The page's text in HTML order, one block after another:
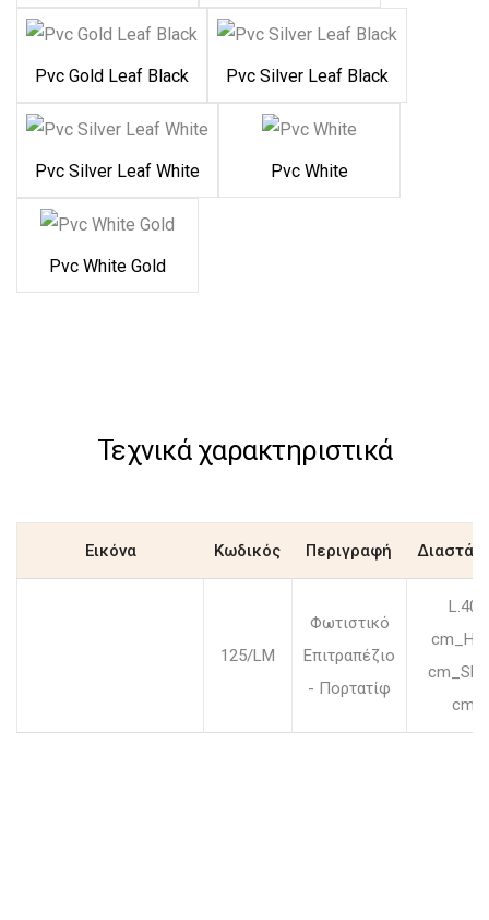
Pvc Gold Leaf Black Pvc Silver Leaf Black
Pvc Silver Leaf White Pvc White
Pvc White Gold
Τεχνικά χαρακτηριστικά
Εικόνα Κωδικός Περιγραφή
125/LM
Φωτιστικό
Επιτραπέζιο
- Πορτατίφ
L.40
cm